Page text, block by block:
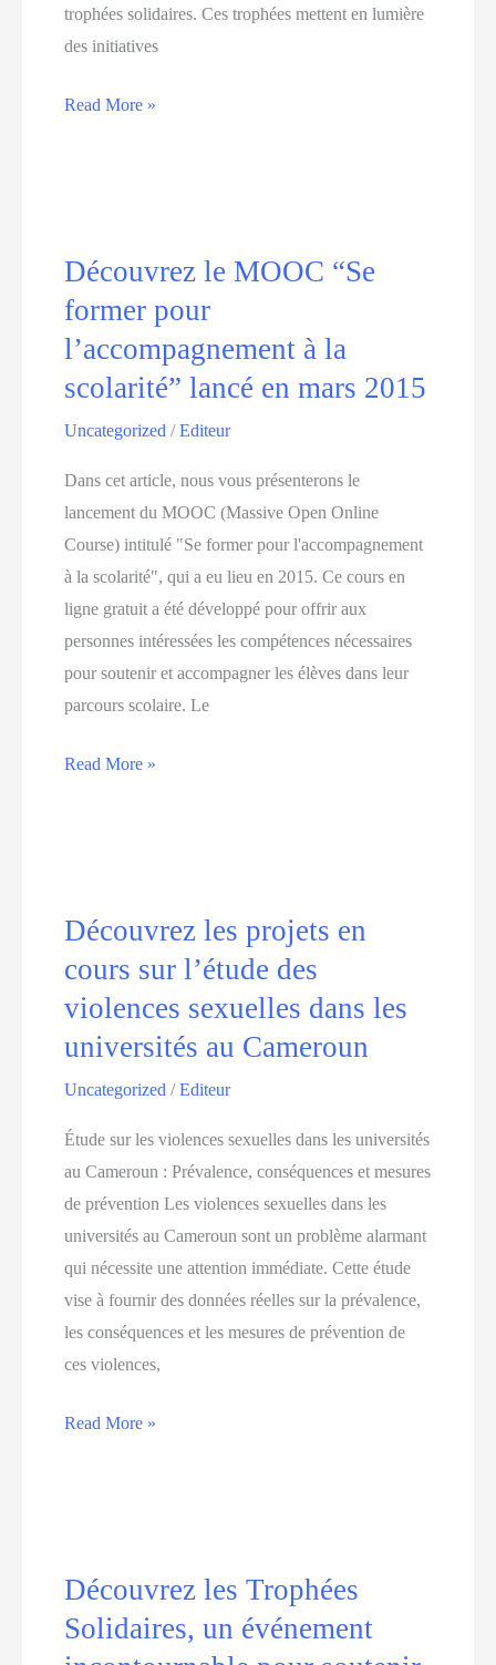
trophées solidaires. Ces trophées mettent en lumière
des initiatives
Découvrez
Solidaires,
les
mis
en
uvre
Pôle
Emploi
pour
soutenir
l’emploi
et
l’entreprenariat
Read More »
Découvrez le MOOC “Se
former pour
l’accompagnement à la
scolarité” lancé en mars 2015
Uncategorized /Editeur
Dans cet article, nous vous présenterons le
lancement du MOOC (Massive Open Online
Course) intitulé "Se former pour l'accompagnement
à la scolarité", qui a eu lieu en 2015. Ce cours en
ligne gratuit a été développé pour offrir aux
personnes intéressées les compétences nécessaires
pour soutenir et accompagner les élèves dans leur
parcours scolaire. Le
Découvrez
pour
l’accompagnement
la
scolarité”
lancé
mars
2015
Read More »
Découvrez les projets en
cours sur l’étude des
violences sexuelles dans les
universités au Cameroun
Uncategorized /Editeur
Étude sur les violences sexuelles dans les universités
au Cameroun : Prévalence, conséquences et mesures
de prévention Les violences sexuelles dans les
universités au Cameroun sont un problème alarmant
qui nécessite une attention immédiate. Cette étude
vise à fournir des données réelles sur la prévalence,
les conséquences et les mesures de prévention de
ces violences,
Découvrez
sur
l’étude
Read More »
Découvrez les Trophées
Solidaires, un événement